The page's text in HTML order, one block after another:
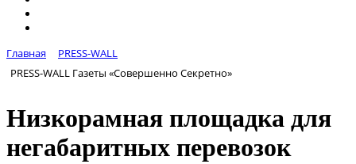
Главная
PRESS-WALL
PRESS-WALL Газеты «Совершенно Секретно»
Низкорамная площадка для
негабаритных перевозок